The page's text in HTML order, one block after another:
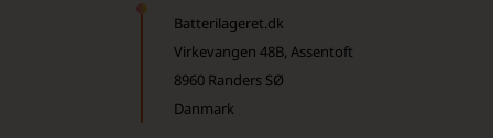
Batterilageret.dk
Virkevangen 48B, Assentoft
8960 Randers SØ
Danmark